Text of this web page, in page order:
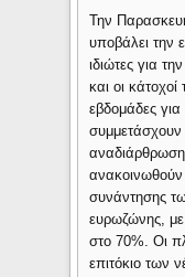
Την
υποβάλει την
ιδιώτες για
και οι
εβδομάδες
συμμετάσχουν
ανακοινωθούν
συνάντησης
ευρωζώνης, με
στο 70%. Οι
επιτόκιο των